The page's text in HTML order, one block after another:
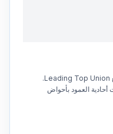
تصنيع قطع التوصيل - مباشرة من المصنع Leading Top Union.
العمود بأحواض